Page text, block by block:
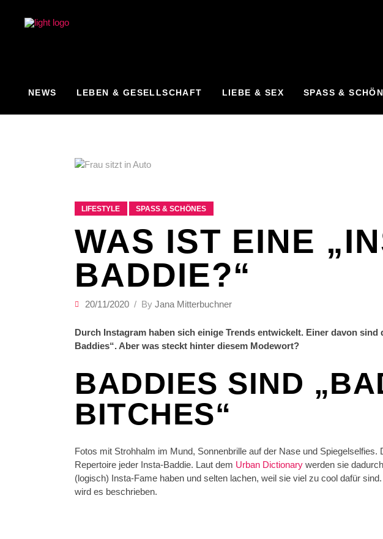
NEWS LEBEN & GESELLSCHAFT LIEBE & SEX SPASS &
LIFESTYLE SPASS & SCHÖNES
WAS IST EINE
BADDIE?“
20/11/2020 By Jana Mitterbuchner
Durch Instagram haben sich einige Trends entwickelt. Einer davon sind
Baddies“. Aber was steckt hinter diesem Modewort?
BADDIES SIND
BITCHES“
Fotos mit Strohhalm im Mund, Sonnenbrille auf der Nase und Spiegelselfies.
Repertoire jeder Insta-Baddie. Laut dem Urban Dictionary werden sie
(logisch) Insta-Fame haben und selten lachen, weil sie viel zu cool dafür
wird es beschrieben.